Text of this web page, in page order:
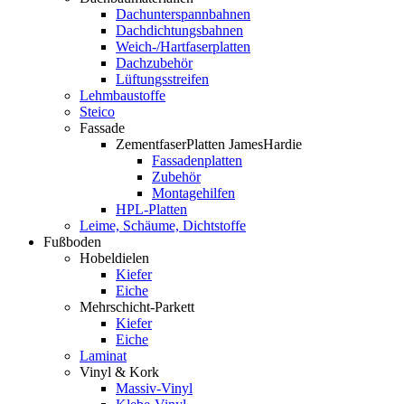
Dachunterspannbahnen
Dachdichtungsbahnen
Weich-/Hartfaserplatten
Dachzubehör
Lüftungsstreifen
Lehmbaustoffe
Steico
Fassade
ZementfaserPlatten JamesHardie
Fassadenplatten
Zubehör
Montagehilfen
HPL-Platten
Leime, Schäume, Dichtstoffe
Fußboden
Hobeldielen
Kiefer
Eiche
Mehrschicht-Parkett
Kiefer
Eiche
Laminat
Vinyl & Kork
Massiv-Vinyl